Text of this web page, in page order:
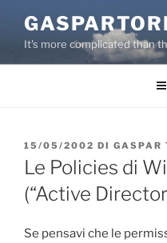
contenuto
It's more complicated than
PUBBLICATO
IL
15/05/2002 DI GASPAR
Le Policies di
(“Active
Se pensavi che le